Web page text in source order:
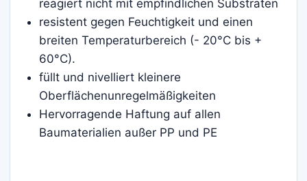
reagiert nicht mit empfindlichen Substraten
resistent gegen Feuchtigkeit und einen
breiten Temperaturbereich (- 20°C bis +
60°C).
füllt und nivelliert kleinere
Oberflächenunregelmäßigkeiten
Hervorragende Haftung auf allen
Baumaterialien außer PP und PE